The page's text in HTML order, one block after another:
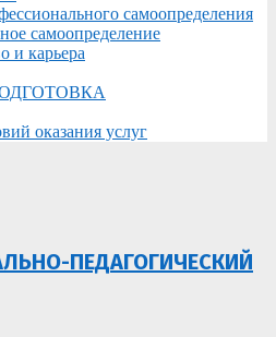
самоопределения
самоопределение
и карьера
оказания услуг
ПЕДАГОГИЧЕСКИЙ